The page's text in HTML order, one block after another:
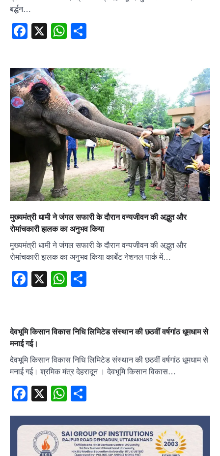
बर्द्धन…
Facebook
X WhatsApp
मुख्यमंत्री धामी ने जंगल सफारी के दौरान वन्यजीवन की अद्भुत और
रोमांचकारी झलक का अनुभव किया
मुख्यमंत्री धामी ने जंगल सफारी के दौरान वन्यजीवन की अद्भुत और
रोमांचकारी झलक का अनुभव किया कार्बेट नेशनल पार्क में…
Facebook
X WhatsApp
देवभूमि किसान विकास निधि लिमिटेड संस्थान की छठवीं वर्षगांठ धूमधाम से
मनाई गई।
देवभूमि किसान विकास निधि लिमिटेड संस्थान की छठवीं वर्षगांठ धूमधाम से
मनाई गई। श्रमिक मंत्र देहरादून । देवभूमि किसान विकास…
Facebook
X WhatsApp